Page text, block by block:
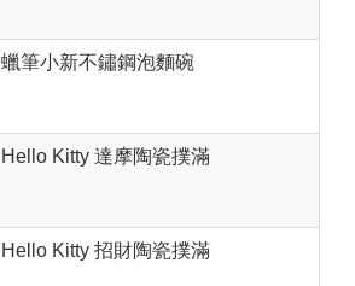
蠟筆小新不鏽鋼泡麵碗
Hello Kitty 達摩陶瓷撲滿
Hello Kitty 招財陶瓷撲滿